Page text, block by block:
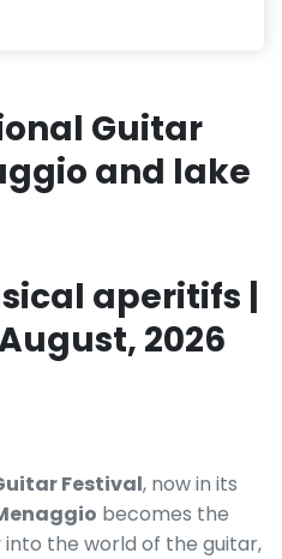
Guitar
and lake
aperitifs |
2026
Festival, now in its
becomes the
into the world of the guitar,